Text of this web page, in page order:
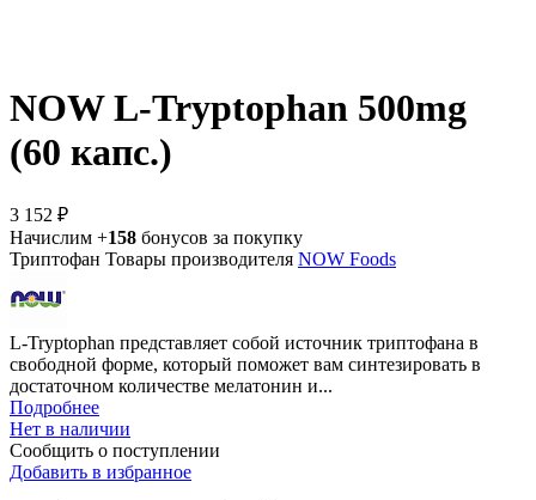
NOW L-Tryptophan 500mg
(60 капс.)
3 152 ₽
Начислим +158 бонусов за покупку
Триптофан Товары производителя NOW Foods
L-Tryptophan представляет собой источник триптофана в
свободной форме, который поможет вам синтезировать в
достаточном количестве мелатонин и...
Подробнее
Нет в наличии
Сообщить о поступлении
Добавить в избранное